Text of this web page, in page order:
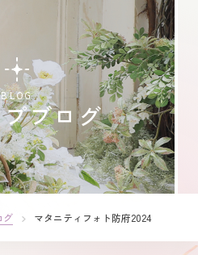
BLOG
ブログ
グ マタニティフォト防府2024